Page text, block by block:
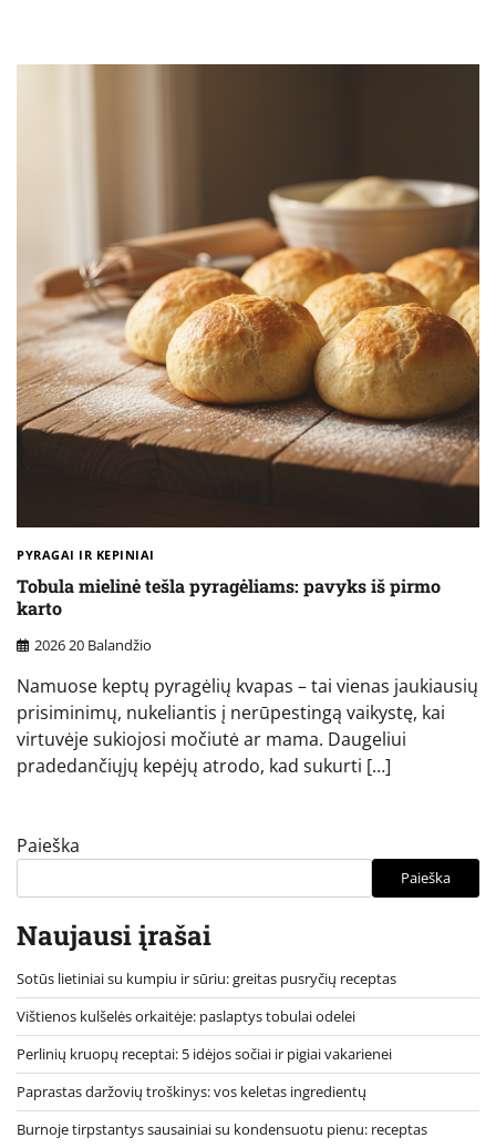
PYRAGAI IR KEPINIAI
Tobula mielinė tešla pyragėliams: pavyks iš pirmo
karto
2026 20 Balandžio
Namuose keptų pyragėlių kvapas – tai vienas jaukiausių
prisiminimų, nukeliantis į nerūpestingą vaikystę, kai
virtuvėje sukiojosi močiutė ar mama. Daugeliui
pradedančiųjų kepėjų atrodo, kad sukurti […]
Paieška
Paieška
Naujausi įrašai
Sotūs lietiniai su kumpiu ir sūriu: greitas pusryčių receptas
Vištienos kulšelės orkaitėje: paslaptys tobulai odelei
Perlinių kruopų receptai: 5 idėjos sočiai ir pigiai vakarienei
Paprastas daržovių troškinys: vos keletas ingredientų
Burnoje tirpstantys sausainiai su kondensuotu pienu: receptas